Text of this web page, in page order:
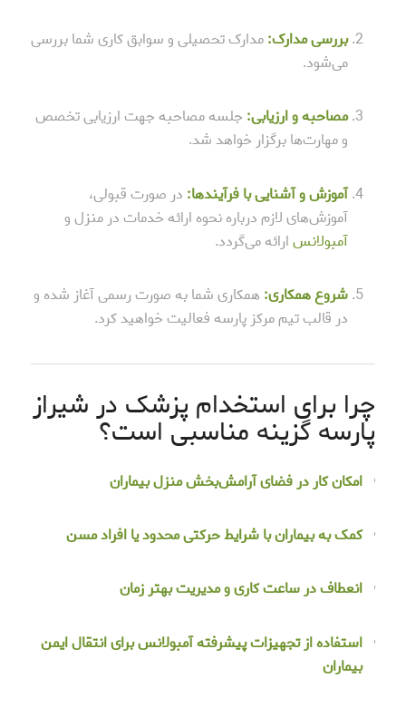
بررسی مدارک:مدارک تحصیلی و سوابق کاری شما بررسی
می‌شود.
مصاحبه و ارزیابی: جلسه مصاحبه جهت ارزیابی تخصص
و مهارت‌ها برگزار خواهد شد.
آموزش و آشنایی با فرآیندها: در صورت قبولی،
آموزش‌های لازم درباره نحوه ارائه خدمات در منزل و
آمبولانسارائه می‌گردد.
شروع همکاری: همکاری شما به صورت رسمی آغاز شده و
در قالب تیم مرکز پارسه فعالیت خواهید کرد.
چرا برای استخدام پزشک در شیراز
پارسه گزینه مناسبی است؟
امکان کار در فضای آرامش‌بخش منزل بیماران
کمک به بیماران با شرایط حرکتی محدود یا افراد مسن
انعطاف در ساعت کاری و مدیریت بهتر زمان
استفاده از تجهیزات پیشرفته آمبولانس برای انتقال ایمن
بیماران